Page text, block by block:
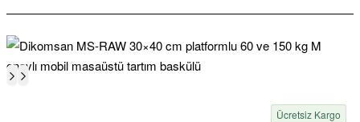
Ücretsiz Kargo